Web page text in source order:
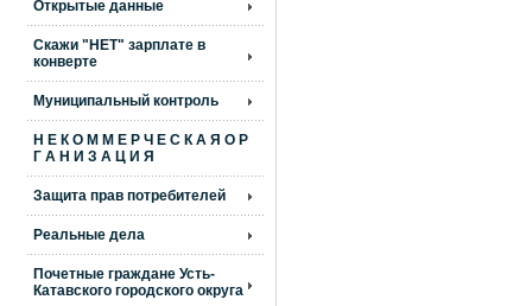
Открытые данные
Скажи "НЕТ" зарплате в
конверте
Муниципальный контроль
Н Е К О М М Е Р Ч Е С К А Я О Р
Г А Н И З А Ц И Я
Защита прав потребителей
Реальные дела
Почетные граждане Усть-
Катавского городского округа